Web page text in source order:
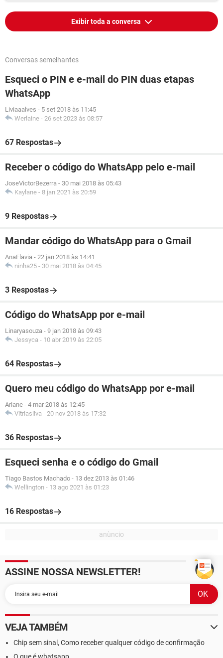
Exibir toda a conversa
Conversas semelhantes
Esqueci o PIN e e-mail do PIN duas etapas
WhatsApp
Liviaaalves - 5 set 2018 às 11:45
Werlaine - 26 set 2023 às 08:57
67 Respostas
Receber o código do WhatsApp pelo e-mail
JoseVictorBezerra - 30 mai 2018 às 05:43
Kaylane - 8 jan 2021 às 20:59
9 Respostas
Mandar código do WhatsApp para o Gmail
AnaFlavia - 22 jan 2018 às 14:41
ninha25 - 30 mai 2018 às 04:45
3 Respostas
Código do WhatsApp por e-mail
Linaryasouza - 9 jan 2018 às 09:43
Jessyca - 10 abr 2019 às 22:05
64 Respostas
Quero meu código do WhatsApp por e-mail
Ariane - 4 mar 2018 às 12:45
Vitriasilva - 20 nov 2018 às 17:32
36 Respostas
Esqueci senha e o código do Gmail
Tiago Bastos Machado - 13 dez 2013 às 01:46
Wellington - 13 ago 2021 às 01:23
16 Respostas
ASSINE NOSSA NEWSLETTER!
VEJA TAMBÉM
Chip sem sinal, Como receber qualquer código de confirmação